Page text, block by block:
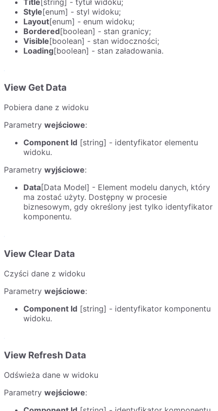
Style[enum] - styl widoku;
Layout[enum] - enum widoku;
Bordered[boolean] - stan granicy;
Visible[boolean] - stan widoczności;
Loading[boolean] - stan załadowania.
View Get Data
Pobiera dane z widoku
Parametry wejściowe:
Component Id [string] - identyfikator elementu
widoku.
Parametry wyjściowe:
Data[Data Model] - Element modelu danych, który
ma zostać użyty. Dostępny w procesie
biznesowym, gdy określony jest tylko identyfikator
komponentu.
View Clear Data
Czyści dane z widoku
Parametry wejściowe:
Component Id [string] - identyfikator komponentu
widoku.
View Refresh Data
Odświeża dane w widoku
Parametry wejściowe: